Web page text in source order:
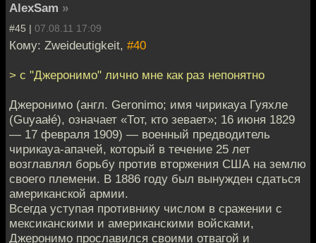
AlexSam »
#45 | 07.08.11 17:09
Кому: Zweideutigkeit, #40
> с "Джеронимо" лично мне как раз непонятно
Джеронимо (англ. Geronimo; имя чирикауа Гуяхле
(Guyaałé), означает «Тот, кто зевает»; 16 июня 1829
— 17 февраля 1909) — военный предводитель
чирикауа-апачей, который в течение 25 лет
возглавлял борьбу против вторжения США на землю
своего племени. В 1886 году был вынужден сдаться
американской армии.
Всегда уступая противнику числом в сражении с
мексиканскими и американскими войсками,
Джеронимо прославился своими отвагой и